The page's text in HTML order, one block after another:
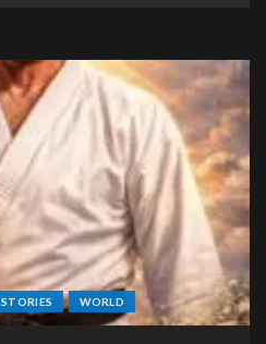
STORIES WORLD